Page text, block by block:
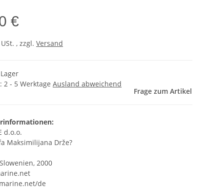
€
, zzgl. Versand
2 - 5 Werktage Ausland abweichend
Frage zum Artikel
d.o.o.
Maksimilijana Drže?
2000
de